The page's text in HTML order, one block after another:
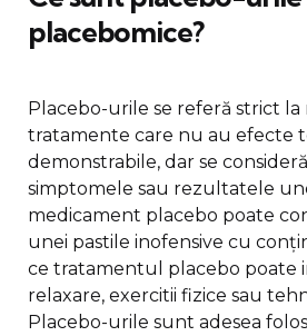
placebomice?
Placebo-urile se referă strict la
tratamente care nu au efecte
demonstrabile, dar se
simptomele sau rezultatele
medicament placebo poate
unei pastile inofensive cu
ce tratamentul placebo poate
relaxare, exercitii fizice sau
Placebo-urile sunt adesea